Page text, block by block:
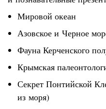
Мировой океан
Азовское и Черное
Фауна Керченского
Крымская
Секрет Понтийской
из моря)